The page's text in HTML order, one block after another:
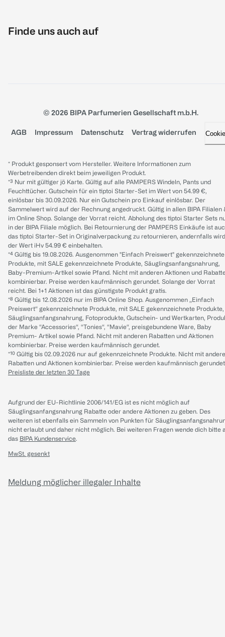
Finde uns auch auf
© 2026 BIPA Parfumerien Gesellschaft m.b.H.
AGB Impressum Datenschutz Vertrag widerrufen
* Produkt gesponsert vom Hersteller. Weitere Informationen zum
Werbetreibenden direkt beim jeweiligen Produkt.
*³ Nur mit gültiger jö Karte. Gültig auf alle PAMPERS Windeln, Pants und
Feuchttücher. Gutschein für ein tiptoi Starter-Set im Wert von 54.99 €,
einlösbar bis 30.09.2026. Nur ein Gutschein pro Einkauf einlösbar. Der
Sammelwert wird auf der Rechnung angedruckt. Gültig in allen BIPA Filialen
im Online Shop. Solange der Vorrat reicht. Abholung des tiptoi Starter Sets
in der BIPA Filiale möglich. Bei Retournierung der PAMPERS Einkäufe ist
das tiptoi Starter-Set in Originalverpackung zu retournieren, andernfalls wird
der Wert iHv 54.99 € einbehalten.
*⁴ Gültig bis 19.08.2026. Ausgenommen "Einfach Preiswert" gekennzeichnete
Produkte, mit SALE gekennzeichnete Produkte, Säuglingsanfangsnahrung,
Baby-Premium-Artikel sowie Pfand. Nicht mit anderen Aktionen und
kombinierbar. Preise werden kaufmännisch gerundet. Solange der Vorrat
reicht. Bei 1+1 Aktionen ist das günstigste Produkt gratis.
*⁸ Gültig bis 12.08.2026 nur im BIPA Online Shop. Ausgenommen „Einfach
Preiswert“ gekennzeichnete Produkte, mit SALE gekennzeichnete Produkte,
Säuglingsanfangsnahrung, Fotoprodukte, Gutschein- und Wertkarten,
der Marke “Accessories“, “Tonies“, “Mavie“, preisgebundene Ware, Baby
Premium- Artikel sowie Pfand. Nicht mit anderen Rabatten und Aktionen
kombinierbar. Preise werden kaufmännisch gerundet.
*¹⁰ Gültig bis 02.09.2026 nur auf gekennzeichnete Produkte. Nicht mit
Rabatten und Aktionen kombinierbar. Preise werden kaufmännisch
Preisliste der letzten 30 Tage
Aufgrund der EU-Richtlinie 2006/141/EG ist es nicht möglich auf
Säuglingsanfangsnahrung Rabatte oder andere Aktionen zu geben. Des
weiteren ist ebenfalls ein Sammeln von Punkten für
nicht erlaubt und daher nicht möglich. Bei weiteren Fragen wende dich bitte
das BIPA Kundenservice.
MwSt. gesenkt
Meldung möglicher illegaler Inhalte